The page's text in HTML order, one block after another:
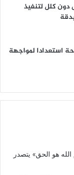
دون كلل لتنفيذ
استعدادا لمواجهة
هو الحق» يتصدر